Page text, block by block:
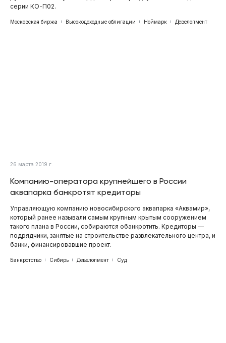
серии КО-П02.
Московская биржа Высокодоходные облигации Ноймарк Девелопмент
26 марта 2019 г.
Компанию-оператора крупнейшего в России
аквапарка банкротят кредиторы
Управляющую компанию новосибирского аквапарка «Аквамир»,
который ранее называли самым крупным крытым сооружением
такого плана в России, собираются обанкротить. Кредиторы —
подрядчики, занятые на строительстве развлекательного центра, и
банки, финансировавшие проект.
Банкротство Сибирь Девелопмент Суд